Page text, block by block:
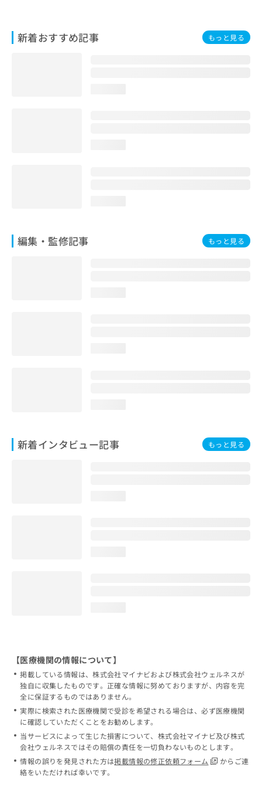
新着おすすめ記事 もっと見る
編集・監修記事 もっと見る
新着インタビュー記事 もっと見る
い
合
【医療機関の情報について】
掲載している情報は、株式会社マイナビおよび株式会社ウェルネスが
独自に収集したものです。正確な情報に努めておりますが、内容を完
全に保証するものではありません。
実際に検索された医療機関で受診を希望される場合は、必ず医療機関
に確認していただくことをお勧めします。
当サービスによって生じた損害について、株式会社マイナビ及び株式
会社ウェルネスではその賠償の責任を一切負わないものとします。
情報の誤りを発見された方は掲載情報の修正依頼フォーム
からご連
絡をいただければ幸いです。